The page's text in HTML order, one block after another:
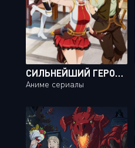
СИЛЬНЕЙШИЙ ГЕРОЙ, ОБУЧЕННЫЙ В ТАЙНОМ ПОДЗЕМЕЛЬЕ! / ORE DAKE HAIRERU KAKUSHI DUNGEON [12 ИЗ 12]
Аниме сериалы